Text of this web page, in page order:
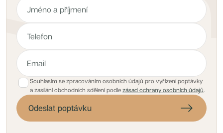
Souhlasím se zpracováním osobních údajů pro vyřízení poptávky
a zasílání obchodních sdělení podle zásad ochrany osobních údajů.
Odeslat poptávku